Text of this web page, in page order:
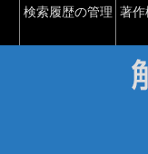
検索履歴の管理 著作